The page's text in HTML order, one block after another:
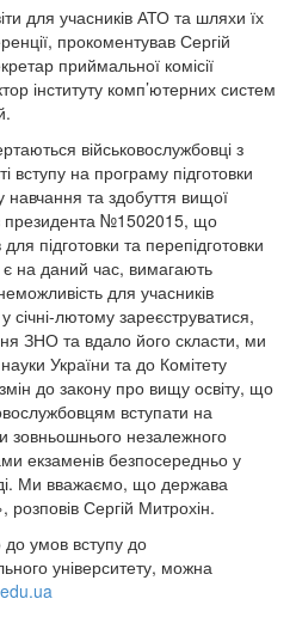
для учасників АТО та шляхи їх
прокоментував Сергій
приймальної комісії
інституту комп’ютерних систем
військовослужбовці з
на програму підготовки
та здобуття вищої
президента №1502015, що
підготовки та перепідготовки
на даний час, вимагають
для учасників
січні-лютому зареєструватися,
ЗНО та вдало його скласти, ми
України та до Комітету
до закону про вищу освіту, що
вступати на
зовньошнього незалежного
екзаменів безпосередньо у
Ми вважаємо, що держава
Сергій Митрохін.
умов вступу до
університету, можна